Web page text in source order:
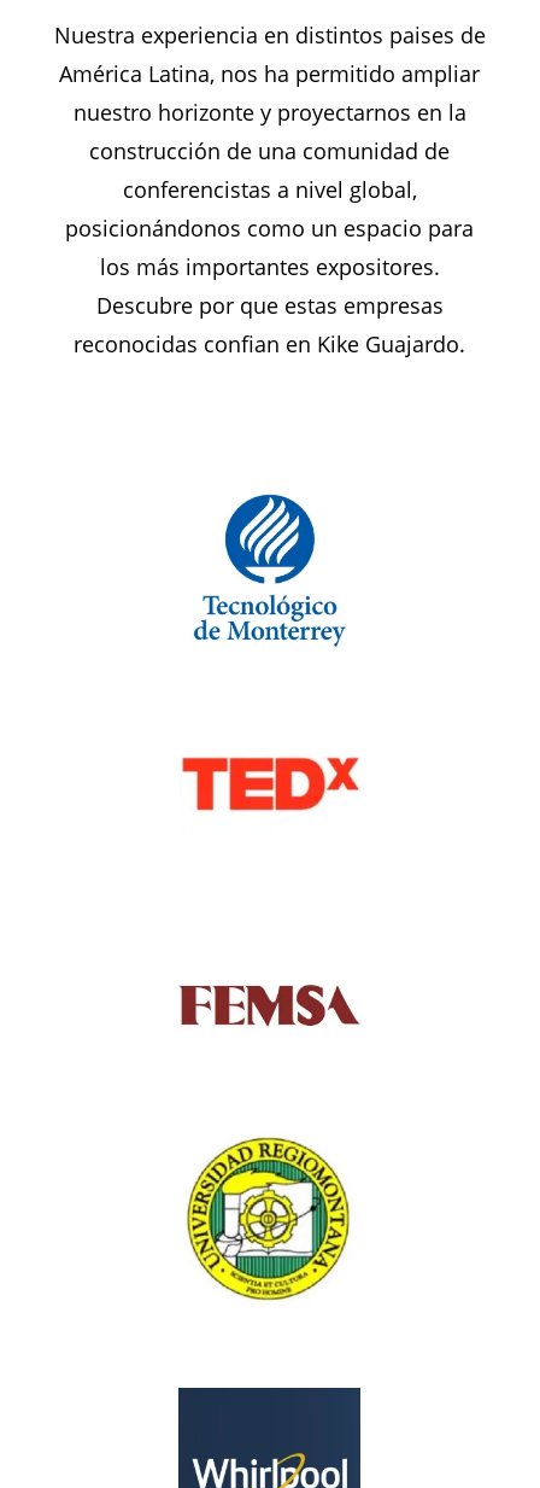
Nuestra experiencia en distintos paises de
América Latina, nos ha permitido ampliar
nuestro horizonte y proyectarnos en la
construcción de una comunidad de
conferencistas a nivel global,
posicionándonos como un espacio para
los más importantes expositores.
Descubre por que estas empresas
reconocidas confian en Kike Guajardo.